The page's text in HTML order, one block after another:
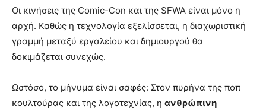
Οι κινήσεις της Comic-Con και της SFWA είναι μόνο η
αρχή. Καθώς η τεχνολογία εξελίσσεται, η διαχωριστική
γραμμή μεταξύ εργαλείου και δημιουργού θα
δοκιμάζεται συνεχώς.
Ωστόσο, το μήνυμα είναι σαφές: Στον πυρήνα της ποπ
κουλτούρας και της λογοτεχνίας, η ανθρώπινη